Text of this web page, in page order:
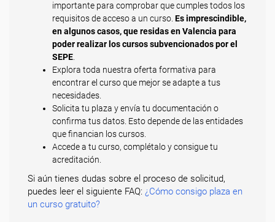
importante para comprobar que cumples todos los
requisitos de acceso a un curso. Es imprescindible,
en algunos casos, que residas en Valencia para
poder realizar los cursos subvencionados por el
SEPE
Explora toda nuestra oferta formativa para
encontrar el curso que mejor se adapte a tus
necesidades.
Solicita tu plaza y envía tu documentación o
confirma tus datos. Esto depende de las entidades
que financian los cursos.
Accede a tu curso, complétalo y consigue tu
acreditación.
Si aún tienes dudas sobre el proceso de solicitud,
puedes leer el siguiente FAQ: ¿Cómo consigo plaza en
un curso gratuito?